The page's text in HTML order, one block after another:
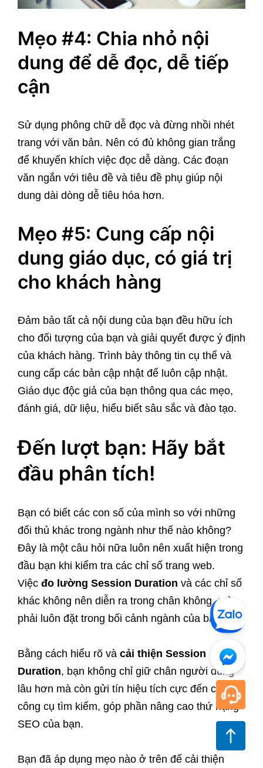
Mẹo #4: Chia nhỏ nội
dung để dễ đọc, dễ tiếp
cận
Sử dụng phông chữ dễ đọc và đừng nhồi nhét
trang với văn bản. Nên có đủ không gian trắng
để khuyến khích việc đọc dễ dàng. Các đoạn
văn ngắn với tiêu đề và tiêu đề phụ giúp nội
dung dài dòng dễ tiêu hóa hơn.
Mẹo #5: Cung cấp nội
dung giáo dục, có giá trị
cho khách hàng
Đảm bảo tất cả nội dung của bạn đều hữu ích
cho đối tượng của bạn và giải quyết được ý định
của khách hàng. Trình bày thông tin cụ thể và
cung cấp các bản cập nhật để luôn cập nhật.
Giáo dục độc giả của bạn thông qua các mẹo,
đánh giá, dữ liệu, hiểu biết sâu sắc và đào tạo.
Đến lượt bạn: Hãy bắt
đầu phân tích!
Bạn có biết các con số của mình so với những
đối thủ khác trong ngành như thế nào không?
Đây là một câu hỏi nữa luôn nên xuất hiện trong
đầu bạn khi kiểm tra các chỉ số trang web.
Việc đo lường Session Duration và các chỉ số
khác không nên diễn ra trong chân không, mà
phải luôn đặt trong bối cảnh ngành của bạn.
Bằng cách hiểu rõ và cải thiện Session
Duration, bạn không chỉ giữ chân người dùng
lâu hơn mà còn gửi tín hiệu tích cực đến các
công cụ tìm kiếm, góp phần nâng cao thứ hạng
SEO của bạn.
Bạn đã áp dụng mẹo nào ở trên để cải thiện